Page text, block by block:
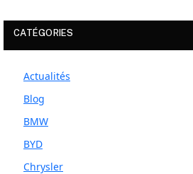
CATÉGORIES
Actualités
Blog
BMW
BYD
Chrysler